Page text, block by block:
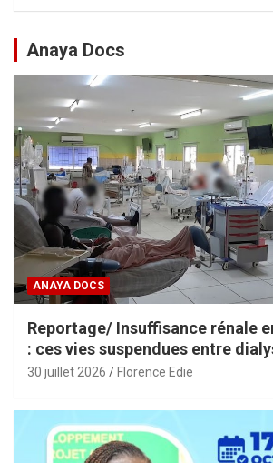
Anaya Docs
ANAYA DOCS
Reportage/ Insuffisance rénale
: ces vies suspendues entre
et espoir
30 juillet 2026 Florence Edie